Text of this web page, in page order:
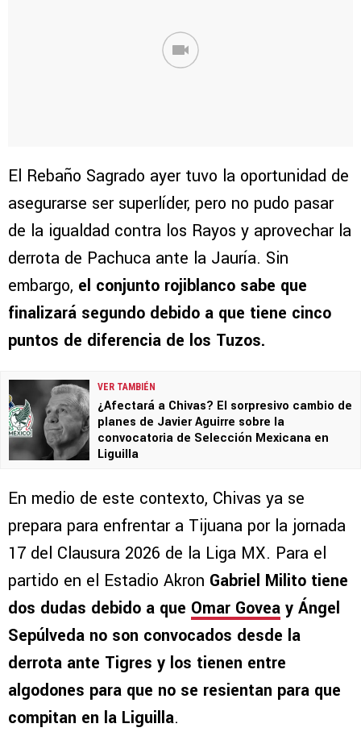
El Rebaño Sagrado ayer tuvo la oportunidad de
asegurarse ser superlíder, pero no pudo pasar
de la igualdad contra los Rayos y aprovechar la
derrota de Pachuca ante la Jauría. Sin
embargo, el conjunto rojiblanco sabe que
finalizará segundo debido a que tiene cinco
puntos de diferencia de los Tuzos.
VER TAMBIÉN
¿Afectará a Chivas? El sorpresivo cambio de
planes de Javier Aguirre sobre la
convocatoria de Selección Mexicana en
Liguilla
En medio de este contexto, Chivas ya se
prepara para enfrentar a Tijuana por la jornada
17 del Clausura 2026 de la Liga MX. Para el
partido en el Estadio Akron Gabriel Milito tiene
dos dudas debido a que Omar Govea y Ángel
Sepúlveda no son convocados desde la
derrota ante Tigres y los tienen entre
algodones para que no se resientan para que
compitan en la Liguilla.